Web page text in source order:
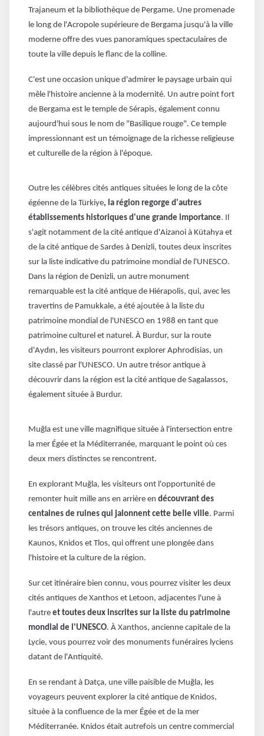
Trajaneum et la bibliothèque de Pergame. Une promenade
le long de l'Acropole supérieure de Bergama jusqu'à la ville
moderne offre des vues panoramiques spectaculaires de
toute la ville depuis le flanc de la colline.
C'est une occasion unique d'admirer le paysage urbain qui
mêle l'histoire ancienne à la modernité. Un autre point fort
de Bergama est le temple de Sérapis, également connu
aujourd'hui sous le nom de "Basilique rouge". Ce temple
impressionnant est un témoignage de la richesse religieuse
et culturelle de la région à l'époque.
Outre les célèbres cités antiques situées le long de la côte
égéenne de la Türkiye, la région regorge d'autres
établissements historiques d'une grande importance. Il
s'agit notamment de la cité antique d'Aizanoi à Kütahya et
de la cité antique de Sardes à Denizli, toutes deux inscrites
sur la liste indicative du patrimoine mondial de l'UNESCO.
Dans la région de Denizli, un autre monument
remarquable est la cité antique de Hiérapolis, qui, avec les
travertins de Pamukkale, a été ajoutée à la liste du
patrimoine mondial de l'UNESCO en 1988 en tant que
patrimoine culturel et naturel. À Burdur, sur la route
d'Aydın, les visiteurs pourront explorer Aphrodisias, un
site classé par l'UNESCO. Un autre trésor antique à
découvrir dans la région est la cité antique de Sagalassos,
également située à Burdur.
Muğla est une ville magnifique située à l'intersection entre
la mer Égée et la Méditerranée, marquant le point où ces
deux mers distinctes se rencontrent.
En explorant Muğla, les visiteurs ont l'opportunité de
remonter huit mille ans en arrière en découvrant des
centaines de ruines qui jalonnent cette belle ville. Parmi
les trésors antiques, on trouve les cités anciennes de
Kaunos, Knidos et Tlos, qui offrent une plongée dans
l'histoire et la culture de la région.
Sur cet itinéraire bien connu, vous pourrez visiter les deux
cités antiques de Xanthos et Letoon, adjacentes l'une à
l'autre et toutes deux inscrites sur la liste du patrimoine
mondial de l'UNESCO. À Xanthos, ancienne capitale de la
Lycie, vous pourrez voir des monuments funéraires lyciens
datant de l'Antiquité.
En se rendant à Datça, une ville paisible de Muğla, les
voyageurs peuvent explorer la cité antique de Knidos,
située à la confluence de la mer Égée et de la mer
Méditerranée. Knidos était autrefois un centre commercial